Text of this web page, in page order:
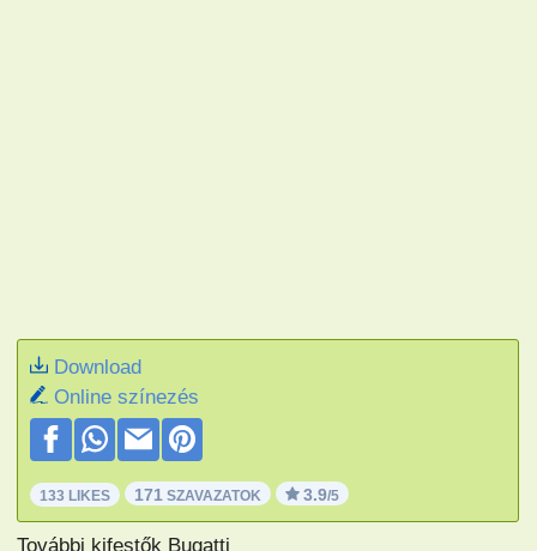
Download
Online színezés
133 LIKES 171 SZAVAZATOK 3.9/5
További kifestők Bugatti